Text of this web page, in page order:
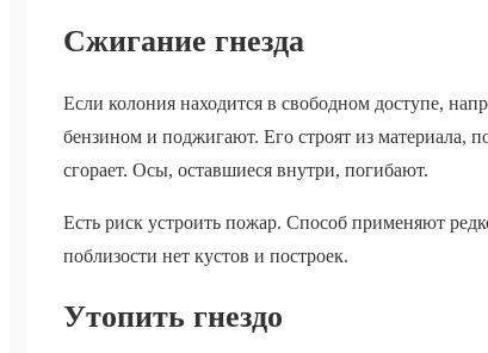
Сжигание гнезда
Если колония находится в свободном доступе,
бензином и поджигают. Его строят из материала,
сгорает. Осы, оставшиеся внутри, погибают.
Есть риск устроить пожар. Способ применяют
поблизости нет кустов и построек.
Утопить гнездо